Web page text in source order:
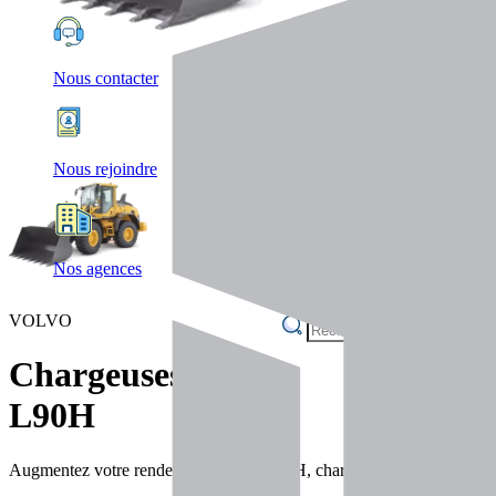
Nous contacter
Nous rejoindre
Nos agences
VOLVO
Chargeuses
L90H
Augmentez votre rendement avec la L90H, chargeuse compacte